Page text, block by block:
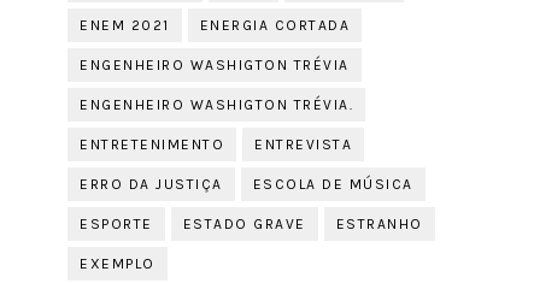
ENEM 2021 ENERGIA CORTADA
ENGENHEIRO WASHIGTON TRÉVIA
ENGENHEIRO WASHIGTON TRÉVIA.
ENTRETENIMENTO ENTREVISTA
ERRO DA JUSTIÇA ESCOLA DE MÚSICA
ESPORTE ESTADO GRAVE ESTRANHO
EXEMPLO